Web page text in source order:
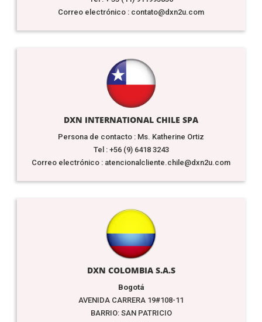
Correo electrónico : contato@dxn2u.com
DXN INTERNATIONAL CHILE SPA
Persona de contacto : Ms. Katherine Ortiz
Tel : +56 (9) 6418 3243
Correo electrónico : atencionalcliente.chile@dxn2u.com
DXN COLOMBIA S.A.S
Bogotá
AVENIDA CARRERA 19#108-11
BARRIO: SAN PATRICIO